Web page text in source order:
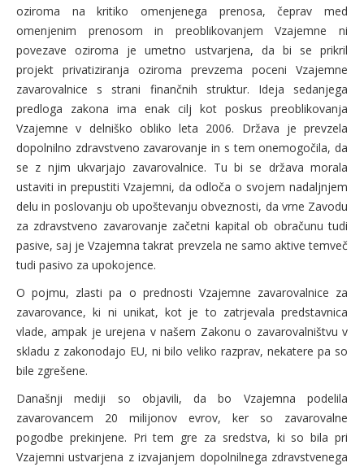
oziroma na kritiko omenjenega prenosa, čeprav med
omenjenim prenosom in preoblikovanjem Vzajemne ni
povezave oziroma je umetno ustvarjena, da bi se prikril
projekt privatiziranja oziroma prevzema poceni Vzajemne
zavarovalnice s strani finančnih struktur. Ideja sedanjega
predloga zakona ima enak cilj kot poskus preoblikovanja
Vzajemne v delniško obliko leta 2006. Država je prevzela
dopolnilno zdravstveno zavarovanje in s tem onemogočila, da
se z njim ukvarjajo zavarovalnice. Tu bi se država morala
ustaviti in prepustiti Vzajemni, da odloča o svojem nadaljnjem
delu in poslovanju ob upoštevanju obveznosti, da vrne Zavodu
za zdravstveno zavarovanje začetni kapital ob obračunu tudi
pasive, saj je Vzajemna takrat prevzela ne samo aktive temveč
tudi pasivo za upokojence.
O pojmu, zlasti pa o prednosti Vzajemne zavarovalnice za
zavarovance, ki ni unikat, kot je to zatrjevala predstavnica
vlade, ampak je urejena v našem Zakonu o zavarovalništvu v
skladu z zakonodajo EU, ni bilo veliko razprav, nekatere pa so
bile zgrešene.
Današnji mediji so objavili, da bo Vzajemna podelila
zavarovancem 20 milijonov evrov, ker so zavarovalne
pogodbe prekinjene. Pri tem gre za sredstva, ki so bila pri
Vzajemni ustvarjena z izvajanjem dopolnilnega zdravstvenega